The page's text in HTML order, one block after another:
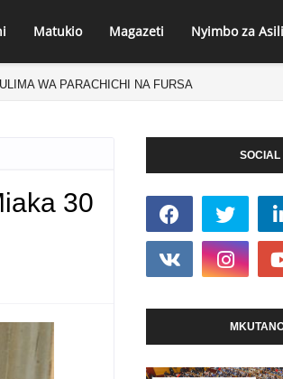
Matukio Magazeti Nyimbo za Asili
WA PARACHICHI NA FURSA
30
SOCIAL